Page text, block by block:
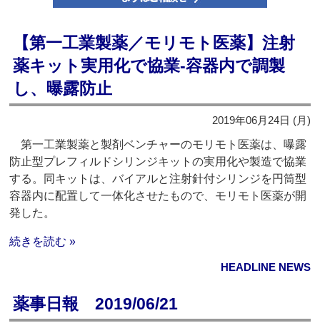
【第一工業製薬／モリモト医薬】注射
薬キット実用化で協業‐容器内で調製
し、曝露防止
2019年06月24日 (月)
第一工業製薬と製剤ベンチャーのモリモト医薬は、曝露
防止型プレフィルドシリンジキットの実用化や製造で協業
する。同キットは、バイアルと注射針付シリンジを円筒型
容器内に配置して一体化させたもので、モリモト医薬が開
発した。
続きを読む »
HEADLINE NEWS
薬事日報 2019/06/21